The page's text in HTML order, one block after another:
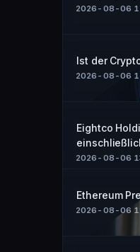
2026-08-06
Ist der
2026-08-06
Eightco
2026-08-06
Ethereum
2026-08-06